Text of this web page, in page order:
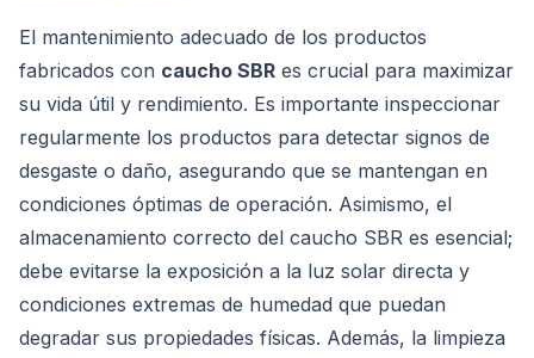
El mantenimiento adecuado de los productos
fabricados con caucho SBR es crucial para maximizar
su vida útil y rendimiento. Es importante inspeccionar
regularmente los productos para detectar signos de
desgaste o daño, asegurando que se mantengan en
condiciones óptimas de operación. Asimismo, el
almacenamiento correcto del caucho SBR es esencial;
debe evitarse la exposición a la luz solar directa y
condiciones extremas de humedad que puedan
degradar sus propiedades físicas. Además, la limpieza